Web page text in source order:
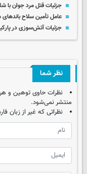
جزئیات قتل مرد جوان با شلیک ۱۰ گلوله مقابل خانه
عامل تأمین سلاح
جزئیات آتش‌سوزی در
نظر شما
نظرات حاوی توهین و
منتشر نمی‌شود.
نظراتی که غیر از زبان